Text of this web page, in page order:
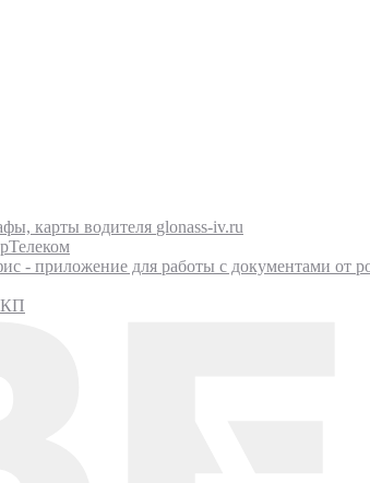
glonass-iv.ru
КП